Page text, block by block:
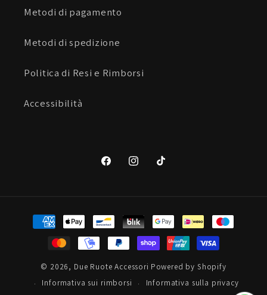
Metodi di pagamento
Metodi di spedizione
Politica di Resi e Rimborsi
Accessibilità
FacebookInstagramTikTok
Metodi
di
pagamento
© 2026, Due Ruote Accessori Powered by Shopify
Informativa sui rimborsi
Informativa sulla privacy